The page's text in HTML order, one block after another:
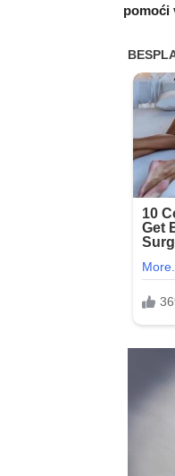
pomoći